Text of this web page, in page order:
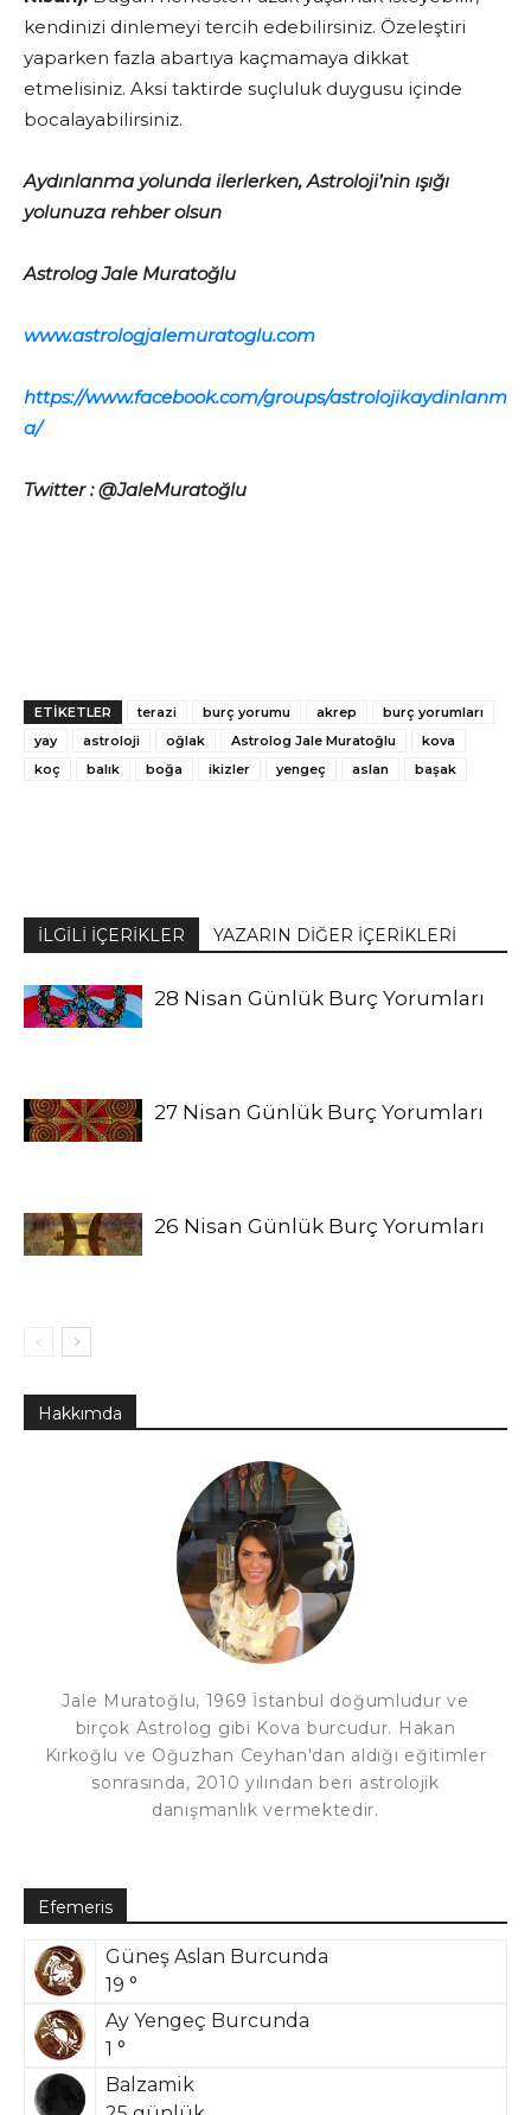
kendinizi dinlemeyi tercih edebilirsiniz. Özeleştiri
yaparken fazla abartıya kaçmamaya dikkat
etmelisiniz. Aksi taktirde suçluluk duygusu içinde
bocalayabilirsiniz.
Aydınlanma yolunda ilerlerken, Astroloji’nin ışığı
yolunuza rehber olsun
Astrolog Jale Muratoğlu
www.astrologjalemuratoglu.com
https://www.facebook.com/groups/astrolojikaydinlanm
a/
Twitter : @JaleMuratoğlu
ETİKETLER terazi burç yorumu akrep
burç yorumları
yay
astroloji oğlak Astrolog Jale Muratoğlu
kova
koç
balık boğa ikizler yengeç aslan başak
İLGİLİ İÇERİKLER YAZARIN DİĞER İÇERİKLERİ
28 Nisan Günlük Burç Yorumları
27 Nisan Günlük Burç Yorumları
26 Nisan Günlük Burç Yorumları
Hakkımda
Jale Muratoğlu, 1969 İstanbul doğumludur ve
birçok Astrolog gibi Kova burcudur. Hakan
Kırkoğlu ve Oğuzhan Ceyhan'dan aldığı eğitimler
sonrasında, 2010 yılından beri astrolojik
danışmanlık vermektedir.
Efemeris
Güneş Aslan Burcunda
19 °
Ay Yengeç Burcunda
1 °
Balzamik